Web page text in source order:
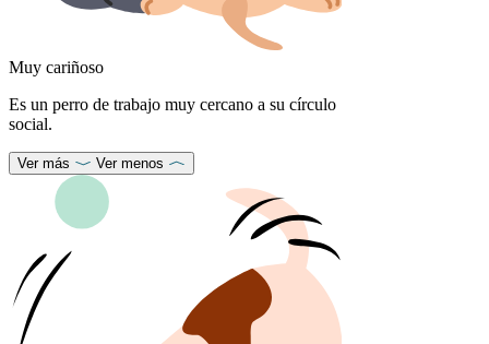
Muy cariñoso
Es un perro de trabajo muy cercano a su círculo
social.
Ver más Ver menos